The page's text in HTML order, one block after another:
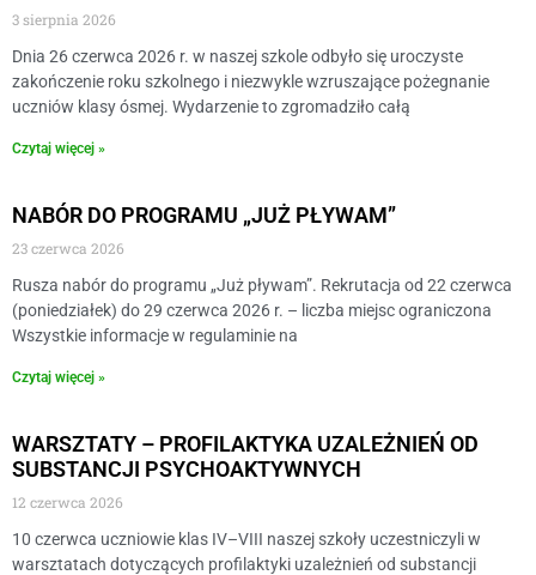
3 sierpnia 2026
Dnia 26 czerwca 2026 r. w naszej szkole odbyło się uroczyste
zakończenie roku szkolnego i niezwykle wzruszające pożegnanie
uczniów klasy ósmej. Wydarzenie to zgromadziło całą
Czytaj więcej »
NABÓR DO PROGRAMU „JUŻ PŁYWAM”
23 czerwca 2026
Rusza nabór do programu „Już pływam”. Rekrutacja od 22 czerwca
(poniedziałek) do 29 czerwca 2026 r. – liczba miejsc ograniczona
Wszystkie informacje w regulaminie na
Czytaj więcej »
WARSZTATY – PROFILAKTYKA UZALEŻNIEŃ OD
SUBSTANCJI PSYCHOAKTYWNYCH
12 czerwca 2026
10 czerwca uczniowie klas IV–VIII naszej szkoły uczestniczyli w
warsztatach dotyczących profilaktyki uzależnień od substancji